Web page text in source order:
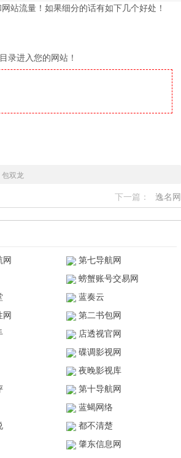
站流量！如果细分的话有如下几个好处！
录进入您的网站！
包双龙
下一篇： 逸名网
网
第七导航网
螃蟹账号交易网
蓝奏云
网
第二书包网
店透视官网
碟调影视网
夜晚影视库
第十导航网
蓝蝎网络
都不清楚
肇东信息网